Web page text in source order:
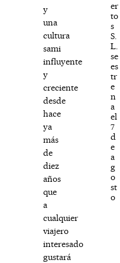
y
una
cultura
sami
influyente
y
creciente
desde
hace
ya
más
de
diez
años
que
a
cualquier
viajero
interesado
gustará
er
to
s
S.
L.
se
es
tr
e
n
a
el
7
d
e
a
g
o
st
o